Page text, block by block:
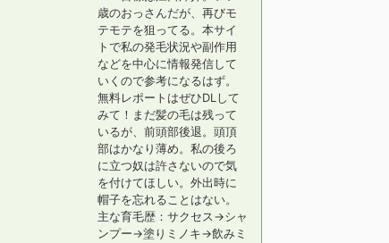
歳のおっさんだが、再びモ
テモテを狙ってる。本サイ
トで私の発毛状況や副作用
などを中心に情報発信して
いくので参考になるはず。
無料レポートはぜひDLして
みて！まだ髪の毛は残って
いるが、前頭部後退。頭頂
部はかなり薄め。私の後ろ
に立つ奴は許さないので気
を付けてほしい。外出時に
帽子を忘れることはない。
主な育毛歴：サクセス→シャ
ンプー→塗りミノキ→飲みミ